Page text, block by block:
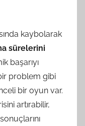
kaybolarak
sürelerini
başarıyı
problem gibi
bir oyun var.
artırabilir,